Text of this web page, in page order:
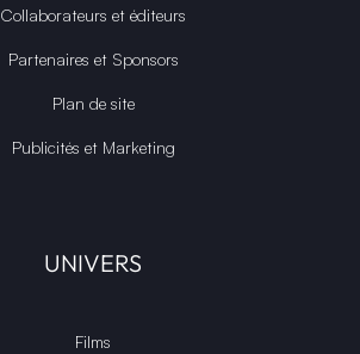
Collaborateurs et éditeurs
Partenaires et Sponsors
Plan de site
Publicités et Marketing
UNIVERS
Films